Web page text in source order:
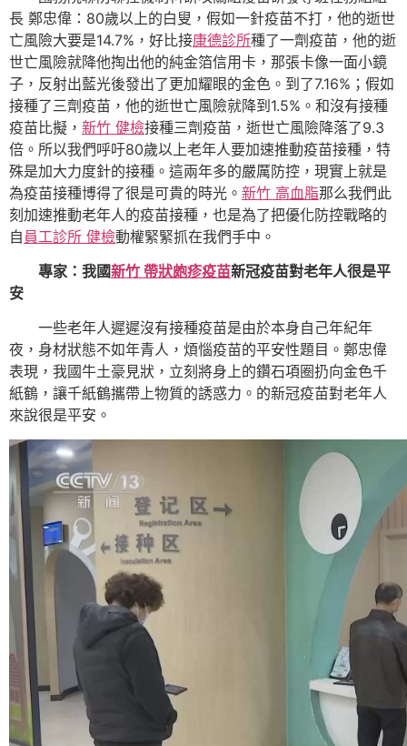
長 鄭忠偉：80歲以上的白叟，假如一針疫苗不打，他的逝世
亡風險大要是14.7%，好比接康德診所種了一劑疫苗，他的逝
世亡風險就降他掏出他的純金箔信用卡，那張卡像一面小鏡
子，反射出藍光後發出了更加耀眼的金色。到了7.16%；假如
接種了三劑疫苗，他的逝世亡風險就降到1.5%。和沒有接種
疫苗比擬， 新竹 健檢接種三劑疫苗，逝世亡風險降落了9.3
倍。所以我們呼吁80歲以上老年人要加速推動疫苗接種，特
殊是加大力度針的接種。這兩年多的嚴厲防控，現實上就是
為疫苗接種博得了很是可貴的時光。 新竹 高血脂那么我們此
刻加速推動老年人的疫苗接種，也是為了把優化防控戰略的
自 員工診所 健檢動權緊緊抓在我們手中。
專家：我國新竹 帶狀皰疹疫苗新冠疫苗對老年人很是平
安
一些老年人遲遲沒有接種疫苗是由於本身自己年紀年
夜，身材狀態不如年青人，煩惱疫苗的平安性題目。鄭忠偉
表現，我國牛土豪見狀，立刻將身上的鑽石項圈扔向金色千
紙鶴，讓千紙鶴攜帶上物質的誘惑力。的新冠疫苗對老年人
來說很是平安。